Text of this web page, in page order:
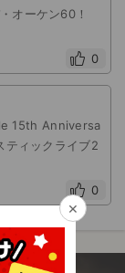
オーケン60！
0
15th Anniversa
ティックライブ2
0
×